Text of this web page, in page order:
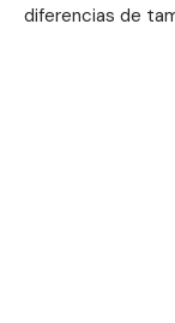
diferencias de